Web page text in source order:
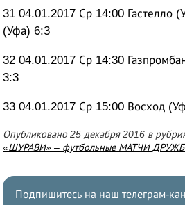
31 04.01.2017 Ср 14:00 Гастелло
(Уфа) 6:3
32 04.01.2017 Ср 14:30
3:3
33 04.01.2017 Ср 15:00 Восход
Опубликовано 25 декабря 2016 в
«ШУРАВИ» – футбольные МАТЧИ
Подпишитесь на наш телеграм-